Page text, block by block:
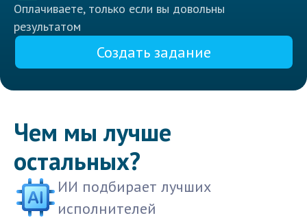
Оплачиваете, только если вы довольны
результатом
Создать задание
Чем мы лучше
остальных?
ИИ подбирает лучших
исполнителей